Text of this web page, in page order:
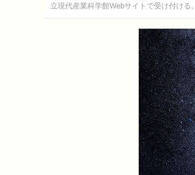
立現代産業科学館Webサイトで受け付ける。